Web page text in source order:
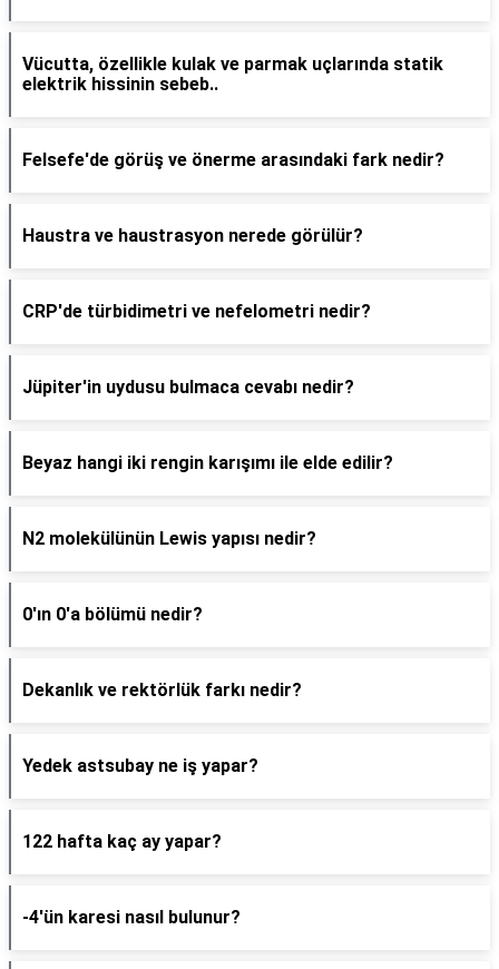
Vücutta, özellikle kulak ve parmak uçlarında statik
elektrik hissinin sebeb..
Felsefe'de görüş ve önerme arasındaki fark nedir?
Haustra ve haustrasyon nerede görülür?
CRP'de türbidimetri ve nefelometri nedir?
Jüpiter'in uydusu bulmaca cevabı nedir?
Beyaz hangi iki rengin karışımı ile elde edilir?
N2 molekülünün Lewis yapısı nedir?
0'ın 0'a bölümü nedir?
Dekanlık ve rektörlük farkı nedir?
Yedek astsubay ne iş yapar?
122 hafta kaç ay yapar?
-4'ün karesi nasıl bulunur?